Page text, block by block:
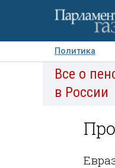
Политика
Авторы
Все о
в России